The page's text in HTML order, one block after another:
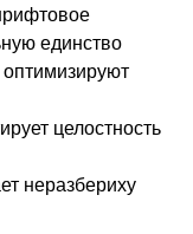
единство
целостность
неразбериху